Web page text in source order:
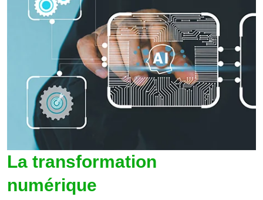
La transformation
numérique